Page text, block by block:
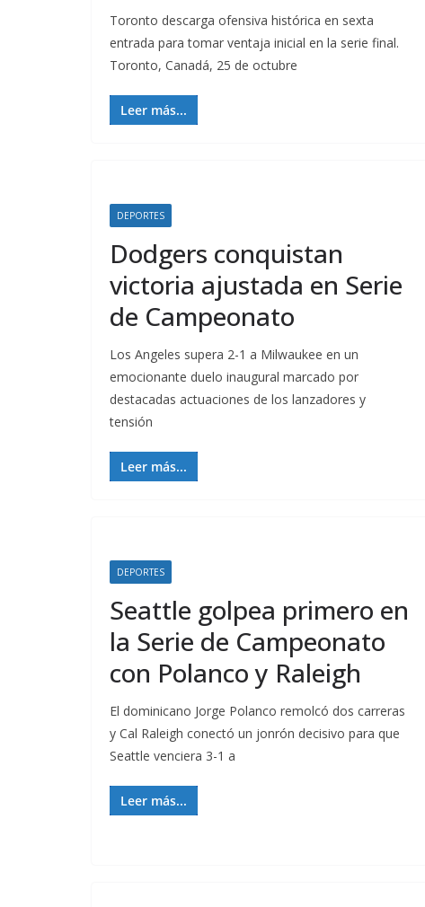
Toronto descarga ofensiva histórica en sexta
entrada para tomar ventaja inicial en la serie final.
Toronto, Canadá, 25 de octubre
Leer más...
DEPORTES
Dodgers conquistan
victoria ajustada en Serie
de Campeonato
Los Angeles supera 2-1 a Milwaukee en un
emocionante duelo inaugural marcado por
destacadas actuaciones de los lanzadores y
tensión
Leer más...
DEPORTES
Seattle golpea primero en
la Serie de Campeonato
con Polanco y Raleigh
El dominicano Jorge Polanco remolcó dos carreras
y Cal Raleigh conectó un jonrón decisivo para que
Seattle venciera 3-1 a
Leer más...